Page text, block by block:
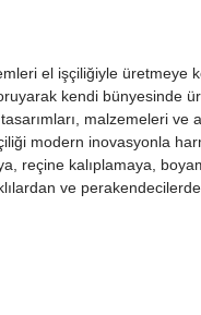
el işçiliğiyle üretmeye
kendi bünyesinde
malzemeleri ve
modern inovasyonla
reçine kalıplamaya,
ve